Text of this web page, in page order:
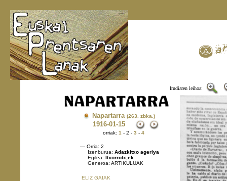
Irudiaren leihoa:
Napartarra (263. zbka.)
1916-01-15
orriak: 1 - 2 - 3 - 4
— Orria: 2
Izenburua: Adazkitxo ageriya
Egilea: Itxorrotx,ek
Generoa: ARTIKULUAK
ELIZ GAIAK